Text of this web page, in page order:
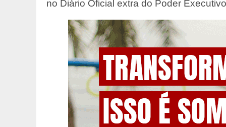
no Diário Oficial extra do Poder